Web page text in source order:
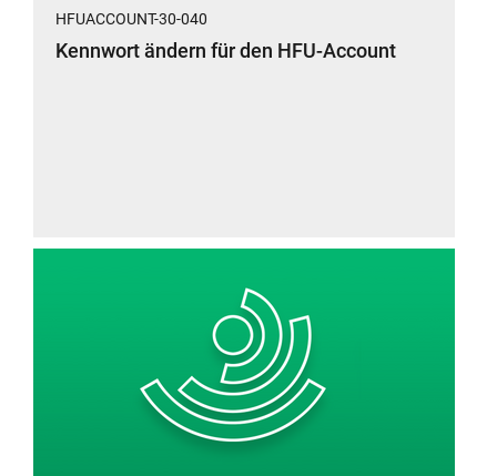
HFUACCOUNT-30-040
Kennwort ändern für den HFU-Account